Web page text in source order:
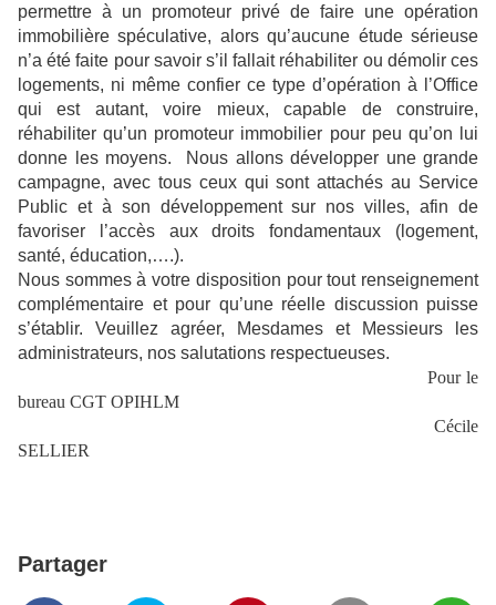
permettre à un promoteur privé de faire une opération
immobilière spéculative, alors qu’aucune étude sérieuse
n’a été faite pour savoir s’il fallait réhabiliter ou démolir ces
logements, ni même confier ce type d’opération à l’Office
qui est autant, voire mieux, capable de construire,
réhabiliter qu’un promoteur immobilier pour peu qu’on lui
donne les moyens.
Nous allons développer une grande
campagne, avec tous ceux qui sont attachés au Service
Public et à son développement sur nos villes, afin de
favoriser l’accès aux droits fondamentaux (logement,
santé, éducation,….).
Nous sommes à votre disposition pour tout renseignement
complémentaire et pour qu’une réelle discussion puisse
s’établir. Veuillez agréer, Mesdames et Messieurs les
administrateurs, nos salutations respectueuses.
Pour le
bureau CGT OPIHLM
Cécile
SELLIER
Partager